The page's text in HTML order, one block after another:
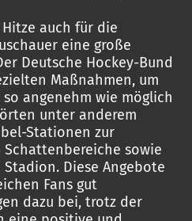
auch für die
eine große
Deutsche Hockey-Bund
Maßnahmen, um
angenehm wie möglich
unter anderem
Stationen zur
Schattenbereiche sowie
Diese Angebote
Fans gut
dazu bei, trotz der